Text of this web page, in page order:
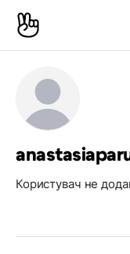
Користувач не